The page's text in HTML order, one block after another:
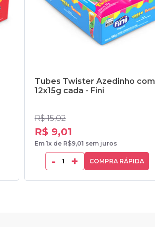
Tubes Twister Azedinho com
12x15g cada - Fini
R$ 15,02
R$ 9,01
Em 1x de R$9,01 sem juros
- + COMPRA RÁPIDA